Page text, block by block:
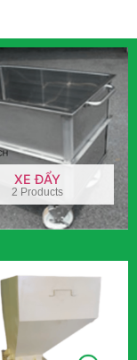
XE ĐẨY
2 Products